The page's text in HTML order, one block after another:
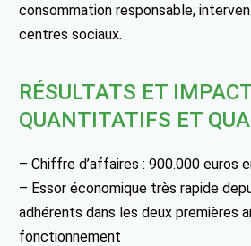
consommation responsable,
centres sociaux.
RÉSULTATS ET
QUANTITATIFS ET
– Chiffre d’affaires : 900.000 euros
– Essor économique très rapide
adhérents dans les deux premières
fonctionnement